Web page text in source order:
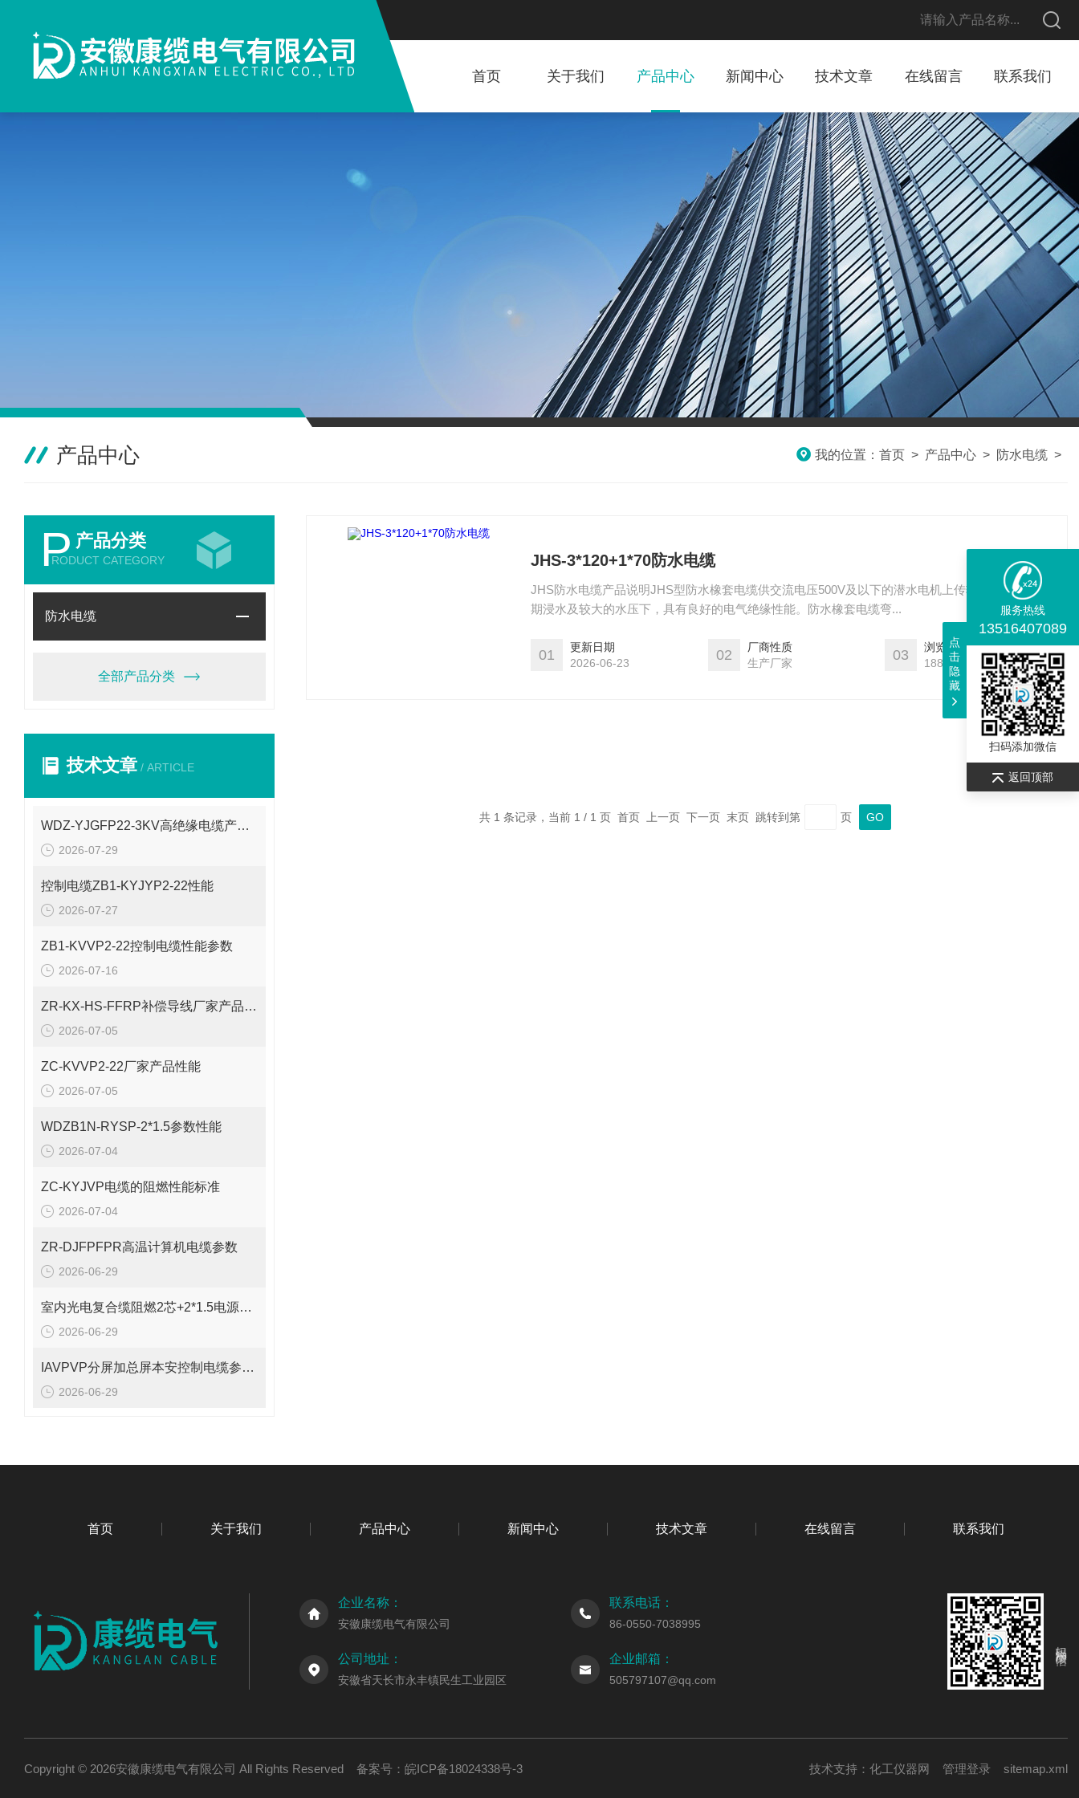
首页 关于我们 产品中心 新闻中心 技术文章 在线留言 联系我们
产品中心 我的位置： 首页 > 产品中心 > 防水电缆 >
P 产品分类
RODUCT CATEGORY
防水电缆
全部产品分类
技术文章 / ARTICLE
WDZ-YJGFP22-3KV高绝缘电缆产品介绍
2026-07-29
控制电缆ZB1-KYJYP2-22性能
2026-07-27
ZB1-KVVP2-22控制电缆性能参数
2026-07-16
ZR-KX-HS-FFRP补偿导线厂家产品性能
2026-07-05
ZC-KVVP2-22厂家产品性能
2026-07-05
WDZB1N-RYSP-2*1.5参数性能
2026-07-04
ZC-KYJVP电缆的阻燃性能标准
2026-07-04
ZR-DJFPFPR高温计算机电缆参数
2026-06-29
室内光电复合缆阻燃2芯+2*1.5电源线参数
2026-06-29
IAVPVP分屏加总屏本安控制电缆参数表
2026-06-29
JHS-3*120+1*70防水电缆
JHS防水电缆产品说明JHS型防水橡套电缆供交流电压500V及以下的潜水电机上传输电能用。在长
期浸水及较大的水压下，具有良好的电气绝缘性能。防水橡套电缆弯...
01
更新日期
2026-06-23
02
厂商性质
生产厂家
03
浏览量
1888
共 1 条记录，当前 1 / 1 页 首页 上一页 下一页 末页 跳转到第 页
首页 关于我们 产品中心 新闻中心 技术文章 在线留言 联系我们
企业名称：
安徽康缆电气有限公司
联系电话：
86-0550-7038995
公司地址：
安徽省天长市永丰镇民生工业园区
企业邮箱：
505797107@qq.com
Copyright © 2026安徽康缆电气有限公司 All Rights Reserved 备案号： 皖ICP备18024338号-3 技术支持： 化工仪器网 管理登录 sitemap.xml
服务热线
13516407089
扫码添加微信
返回顶部
点
击
隐
藏